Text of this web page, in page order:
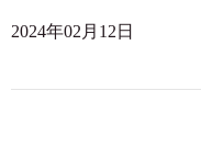
2024年02月12日